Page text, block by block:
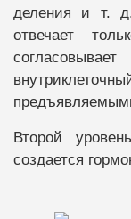
деления и т.
отвечает
Второй
создается